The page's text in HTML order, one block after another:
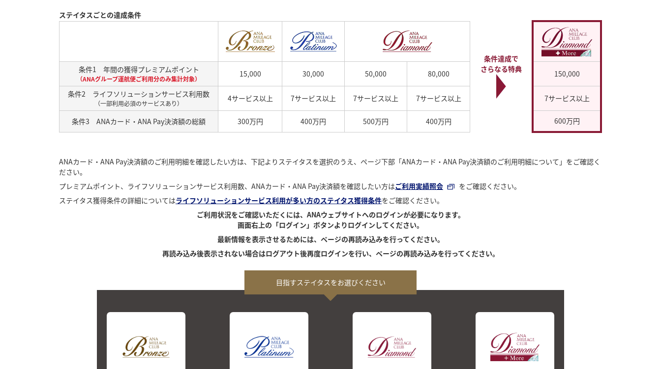
ステイタスごとの達成条件
イ
タ
ス
条件達成で
さらなる特典
条件1 年間の獲得プレミアムポイント
（ANAグループ運航便ご利用分のみ集計対象）
15,000 30,000 50,000 80,000 150,000
条件2 ライフソリューションサービス利用数
（一部利用必須のサービスあり）
4サービス以上 7サービス以上 7サービス以上 7サービス以上 7サービス以上
条件3 ANAカード・ANA Pay決済額の総額 300万円 400万円 500万円 400万円 600万円
ANAカード・ANA Pay決済額のご利用明細を確認したい方は、下記よりステイタスを選択のうえ、ページ下部「ANAカード・ANA Pay決済額のご利用明細について」をご確認く
ださい。
プレミアムポイント、ライフソリューションサービス利用数、ANAカード・ANA Pay決済額を確認したい方はご利用実績照会
をご確認ください。
ステイタス獲得条件の詳細についてはライフソリューションサービス利用が多い方のステイタス獲得条件をご確認ください。
ご利用状況をご確認いただくには、ANAウェブサイトへのログインが必要になります。
画面右上の「ログイン」ボタンよりログインしてください。
最新情報を表示させるためには、ページの再読み込みを行ってください。
再読み込み後表示されない場合はログアウト後再度ログインを行い、ページの再読み込みを行ってください。
目指すステイタスをお選びください